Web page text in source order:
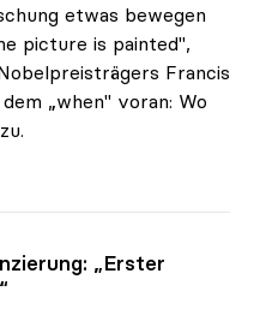
etwas bewegen
picture is painted",
Francis
„when" voran: Wo
„Erster